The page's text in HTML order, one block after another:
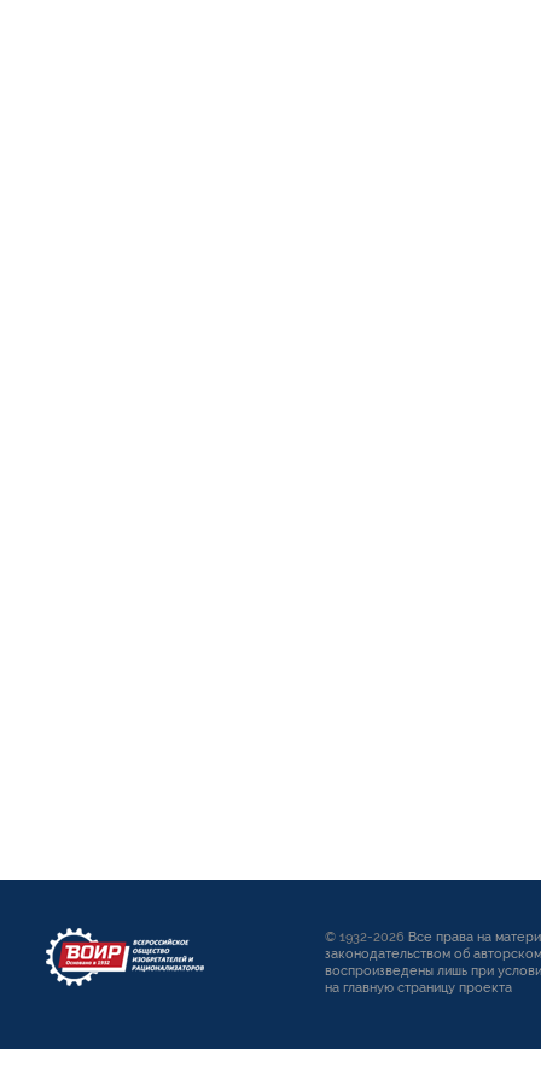
© 1932-2026 Все права на
законодательством об
воспроизведены лишь при
на главную страницу проекта